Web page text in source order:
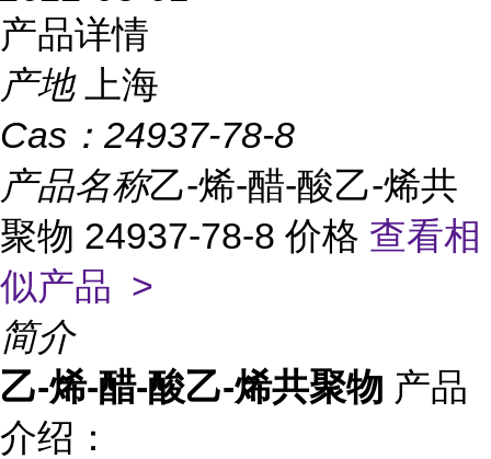
产品详情
产地
上海
Cas： 24937-78-8
产品名称乙-烯-醋-酸乙-烯共
聚物 24937-78-8 价格 查看相
似产品 >
简介
乙-烯-醋-酸乙-烯共聚物 产品
介绍：